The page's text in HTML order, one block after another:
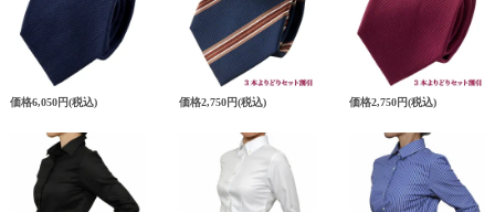
価格6,050円(税込) 価格2,750円(税込) 価格2,750円(税込)